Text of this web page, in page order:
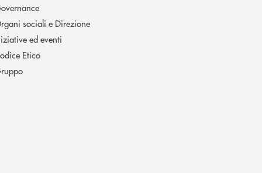
sociali e Direzione
ed eventi
Etico